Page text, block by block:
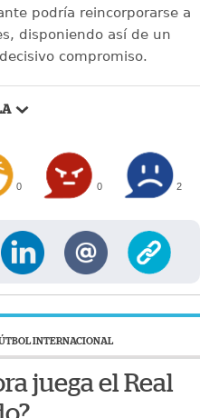
podría reincorporarse a
disponiendo así de un
compromiso.
0 0 2
INTERNACIONAL
juega el Real